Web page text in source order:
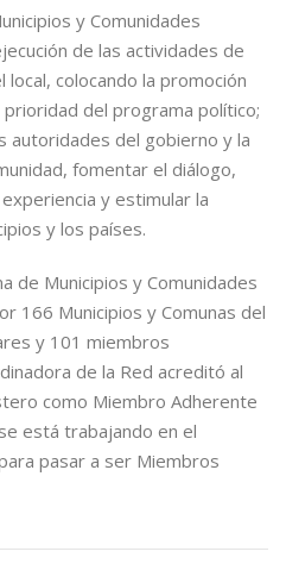
y Comunidades
de las actividades de
colocando la promoción
del programa político;
autoridades del gobierno y la
fomentar el diálogo,
y estimular la
y los países.
de Municipios y Comunidades
166 Municipios y Comunas del
y 101 miembros
de la Red acreditó al
como Miembro Adherente
está trabajando en el
pasar a ser Miembros